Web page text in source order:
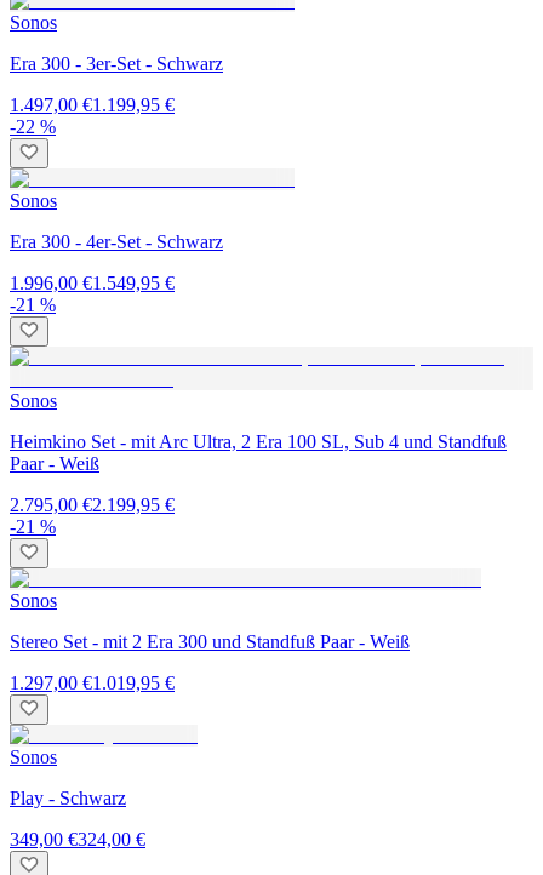
Sonos
Era 300 - 3er-Set - Schwarz
1.497,00 €1.199,95 €
-22 %
Sonos
Era 300 - 4er-Set - Schwarz
1.996,00 €1.549,95 €
-21 %
Sonos
Heimkino Set - mit Arc Ultra, 2 Era 100 SL, Sub 4 und Standfuß
Paar - Weiß
2.795,00 €2.199,95 €
-21 %
Sonos
Stereo Set - mit 2 Era 300 und Standfuß Paar - Weiß
1.297,00 €1.019,95 €
Sonos
Play - Schwarz
349,00 €324,00 €